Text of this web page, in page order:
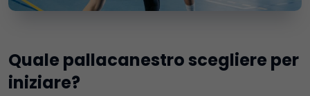
Quale pallacanestro scegliere per
iniziare?